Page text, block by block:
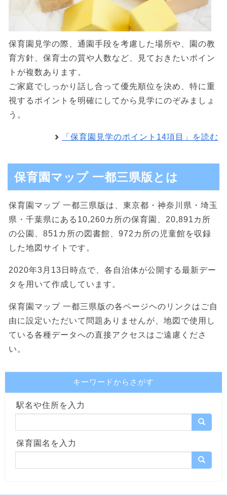
保育園見学の際、通園手段を考慮した場所や、園の教
育方針、保育士の質や人数など、見ておきたいポイン
トが複数あります。
ご家庭でしっかり話し合って優先順位を決め、特に重
視するポイントを明確にしてから見学にのぞみましょ
う。
「保育園見学のポイント14項目」を読む
保育園マップ 一都三県版とは
保育園マップ 一都三県版は、東京都・神奈川県・埼玉
県・千葉県にある10,260カ所の保育園、20,891カ所
の公園、851カ所の図書館、972カ所の児童館を収録
した地図サイトです。
2020年3月13日時点で、各自治体が公開する最新デー
タを用いて作成しています。
保育園マップ 一都三県版の各ページヘのリンクはご自
由に設定いただいて問題ありませんが、地図で使用し
ている各種データへの直接アクセスはご遠慮くださ
い。
キーワードからさがす
駅名や住所を入力
保育園名を入力